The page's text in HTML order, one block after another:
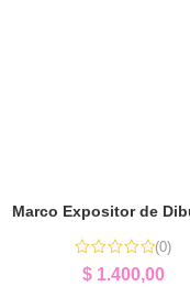
(0)
$1.400,00